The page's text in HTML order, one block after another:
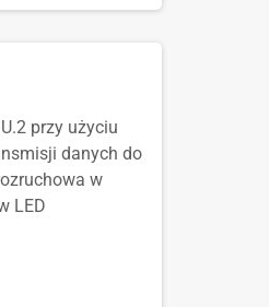
przy użyciu
danych do
w
LED